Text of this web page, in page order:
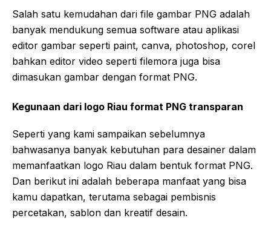
Salah satu kemudahan dari file gambar PNG adalah
banyak mendukung semua software atau aplikasi
editor gambar seperti paint, canva, photoshop, corel
bahkan editor video seperti filemora juga bisa
dimasukan gambar dengan format PNG.
Kegunaan dari logo Riau format PNG transparan
Seperti yang kami sampaikan sebelumnya
bahwasanya banyak kebutuhan para desainer dalam
memanfaatkan logo Riau dalam bentuk format PNG.
Dan berikut ini adalah beberapa manfaat yang bisa
kamu dapatkan, terutama sebagai pembisnis
percetakan, sablon dan kreatif desain.